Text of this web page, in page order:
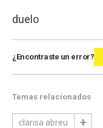
duelo
¿Encontraste un error?
Temas relacionados
clarisa abreu